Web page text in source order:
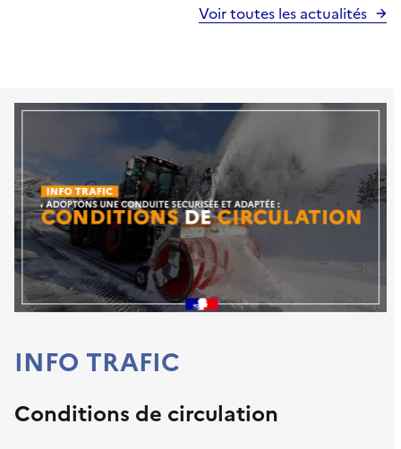
Voir toutes les actualités
INFO TRAFIC
Conditions de circulation